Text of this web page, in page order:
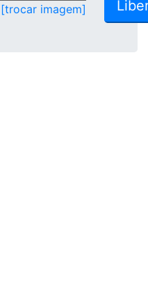
[trocar imagem]